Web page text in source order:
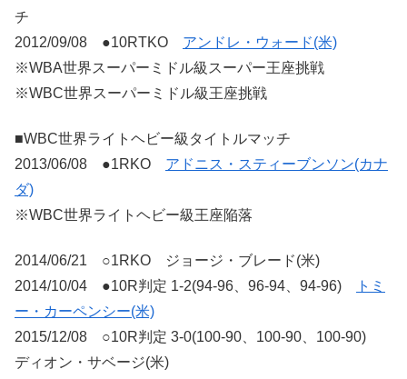
チ
2012/09/08 ●10RTKO アンドレ・ウォード(米)
※WBA世界スーパーミドル級スーパー王座挑戦
※WBC世界スーパーミドル級王座挑戦
■WBC世界ライトヘビー級タイトルマッチ
2013/06/08 ●1RKO アドニス・スティーブンソン(カナ
ダ)
※WBC世界ライトヘビー級王座陥落
2014/06/21 ○1RKO ジョージ・ブレード(米)
2014/10/04 ●10R判定 1-2(94-96、96-94、94-96)
トミ
ー・カーペンシー(米)
2015/12/08 ○10R判定 3-0(100-90、100-90、100-90)
ディオン・サベージ(米)